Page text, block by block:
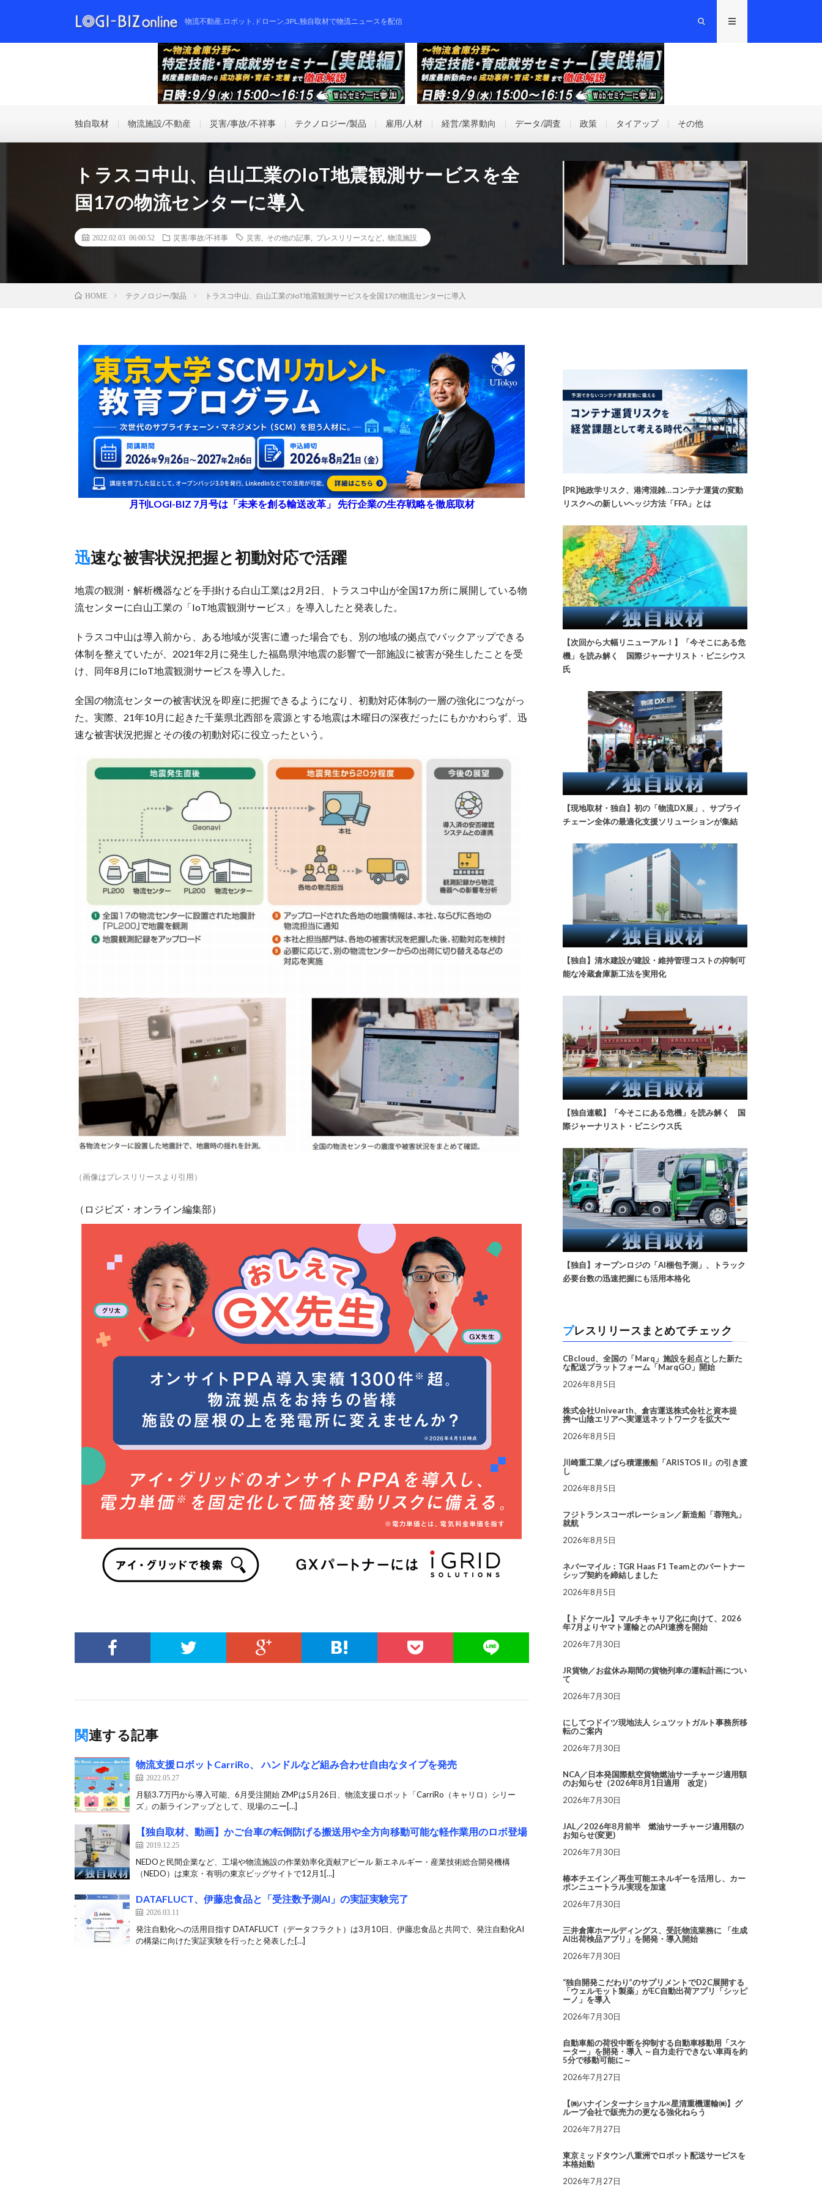
物流不動産,ロボット,ドローン,3PL,独自取材で物流ニュースを配信
独自取材 物流施設/不動産 災害/事故/不祥事 テクノロジー/製品 雇用/人材 経営/業界動向 データ/調査 政策 タイアップ その他
トラスコ中山、白山工業のIoT地震観測サービスを全
国17の物流センターに導入
2022.02.03 06:00:52 災害/事故/不祥事 災害 その他の記事 プレスリリースなど 物流施設
HOME テクノロジー/製品 トラスコ中山、白山工業のIoT地震観測サービスを全国17の物流センターに導入
月刊LOGI-BIZ 7月号は「未来を創る輸送改革」 先行企業の生存戦略を徹底取材
迅速な被害状況把握と初動対応で活躍
地震の観測・解析機器などを手掛ける白山工業は2月2日、トラスコ中山が全国17カ所に展開している物
流センターに白山工業の「IoT地震観測サービス」を導入したと発表した。
トラスコ中山は導入前から、ある地域が災害に遭った場合でも、別の地域の拠点でバックアップできる
体制を整えていたが、2021年2月に発生した福島県沖地震の影響で一部施設に被害が発生したことを受
け、同年8月にIoT地震観測サービスを導入した。
全国の物流センターの被害状況を即座に把握できるようになり、初動対応体制の一層の強化につながっ
た。実際、21年10月に起きた千葉県北西部を震源とする地震は木曜日の深夜だったにもかかわらず、迅
速な被害状況把握とその後の初動対応に役立ったという。
（画像はプレスリリースより引用）
（ロジビズ・オンライン編集部）
関連する記事
物流支援ロボットCarriRo、 ハンドルなど組み合わせ自由なタイプを発売
2022.05.27
月額3.7万円から導入可能、6月受注開始 ZMPは5月26日、物流支援ロボット「CarriRo（キャリロ）シリー
ズ」の新ラインアップとして、現場のニー[…]
【独自取材、動画】かご台車の転倒防げる搬送用や全方向移動可能な軽作業用のロボ登場
2019.12.25
NEDOと民間企業など、工場や物流施設の作業効率化貢献アピール 新エネルギー・産業技術総合開発機構
（NEDO）は東京・有明の東京ビッグサイトで12月1[…]
DATAFLUCT、伊藤忠食品と「受注数予測AI」の実証実験完了
2026.03.11
発注自動化への活用目指す DATAFLUCT（データフラクト）は3月10日、伊藤忠食品と共同で、発注自動化AI
の構築に向けた実証実験を行ったと発表した[…]
[PR]地政学リスク、港湾混雑…コンテナ運賃の変動
リスクへの新しいヘッジ方法「FFA」とは
【次回から大幅リニューアル！】「今そこにある危
機」を読み解く 国際ジャーナリスト・ビニシウス
氏
【現地取材・独自】初の「物流DX展」、サプライ
チェーン全体の最適化支援ソリューションが集結
【独自】清水建設が建設・維持管理コストの抑制可
能な冷蔵倉庫新工法を実用化
【独自連載】「今そこにある危機」を読み解く 国
際ジャーナリスト・ビニシウス氏
【独自】オープンロジの「AI梱包予測」、トラック
必要台数の迅速把握にも活用本格化
プレスリリースまとめてチェック
CBcloud、全国の「Marq」施設を起点とした新た
な配送プラットフォーム「MarqGO」開始
2026年8月5日
株式会社Univearth、倉吉運送株式会社と資本提
携〜山陰エリアへ実運送ネットワークを拡大〜
2026年8月5日
川崎重工業／ばら積運搬船「ARISTOS II」の引き渡
し
2026年8月5日
フジトランスコーポレーション／新造船「蓉翔丸」
就航
2026年8月5日
ネバーマイル：TGR Haas F1 Teamとのパートナー
シップ契約を締結しました
2026年8月5日
【トドケール】マルチキャリア化に向けて、2026
年7月よりヤマト運輸とのAPI連携を開始
2026年7月30日
JR貨物／お盆休み期間の貨物列車の運転計画につい
て
2026年7月30日
にしてつドイツ現地法人 シュツットガルト事務所移
転のご案内
2026年7月30日
NCA／日本発国際航空貨物燃油サーチャージ適用額
のお知らせ（2026年8月1日適用 改定）
2026年7月30日
JAL／2026年8月前半 燃油サーチャージ適用額の
お知らせ(変更)
2026年7月30日
椿本チエイン／再生可能エネルギーを活用し、カー
ボンニュートラル実現を加速
2026年7月30日
三井倉庫ホールディングス、受託物流業務に 「生成
AI出荷検品アプリ」を開発・導入開始
2026年7月30日
“独自開発こだわり”のサプリメントでD2C展開する
「ウェルモット製薬」がEC自動出荷アプリ「シッピ
ーノ」を導入
2026年7月30日
自動車船の荷役中断を抑制する自動車移動用「スケ
ーター」を開発・導入 ～自力走行できない車両を約
5分で移動可能に～
2026年7月27日
【㈱ハナインターナショナル×星清重機運輸㈱】グ
ループ会社で販売力の更なる強化ねらう
2026年7月27日
東京ミッドタウン八重洲でロボット配送サービスを
本格始動
2026年7月27日